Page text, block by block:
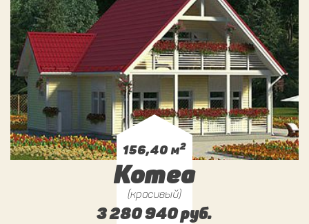
156,40 м2
Komea
(красивый)
3 280 940 руб.